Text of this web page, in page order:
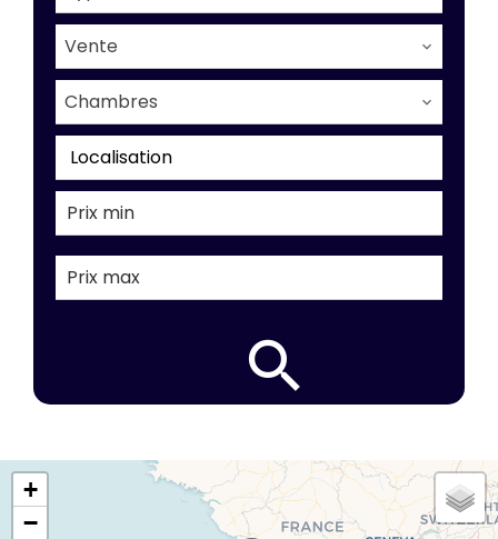
Vente
Chambres
Localisation
+
−